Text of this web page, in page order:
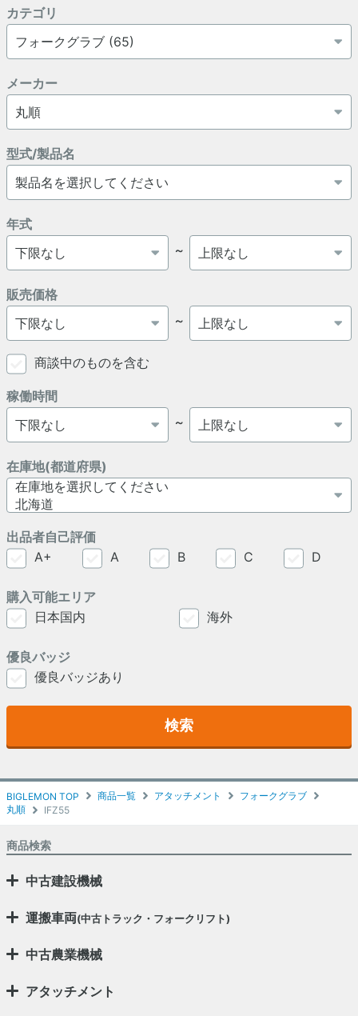
BIGLEMON TOP 商品一覧 アタッチメント
フォークグラブ
丸順
IFZ55
カテゴリ
メーカー
型式/製品名
年式
～
販売価格
～
商談中のものを含む
稼働時間
～
在庫地(都道府県)
出品者自己評価
A+
A B C D
購入可能エリア
日本国内
海外
優良バッジ
優良バッジあり
検索
商品検索
中古建設機械
運搬車両(中古トラック・フォークリフト)
中古農業機械
アタッチメント